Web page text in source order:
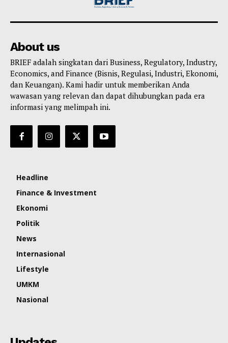
About us
BRIEF adalah singkatan dari Business, Regulatory, Industry,
Economics, and Finance (Bisnis, Regulasi, Industri, Ekonomi,
dan Keuangan). Kami hadir untuk memberikan Anda
wawasan yang relevan dan dapat dihubungkan pada era
informasi yang melimpah ini.
Headline
Finance & Investment
Ekonomi
Politik
News
Internasional
Lifestyle
UMKM
Nasional